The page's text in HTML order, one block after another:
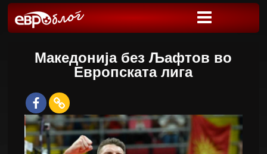
Македонија без Љафтов во
Европската лига